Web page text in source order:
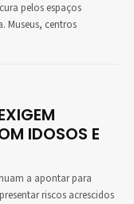
pelos espaços
Museus, centros
IDOSOS E
a apontar para
riscos acrescidos